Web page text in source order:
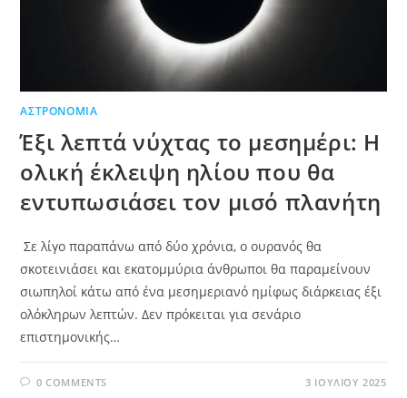
ΑΣΤΡΟΝΟΜΊΑ
Έξι λεπτά νύχτας το μεσημέρι: Η
ολική έκλειψη ηλίου που θα
εντυπωσιάσει τον μισό πλανήτη
Σε λίγο παραπάνω από δύο χρόνια, ο ουρανός θα
σκοτεινιάσει και εκατομμύρια άνθρωποι θα παραμείνουν
σιωπηλοί κάτω από ένα μεσημεριανό ημίφως διάρκειας έξι
ολόκληρων λεπτών. Δεν πρόκειται για σενάριο
επιστημονικής…
0 COMMENTS 3 ΙΟΥΛΊΟΥ 2025